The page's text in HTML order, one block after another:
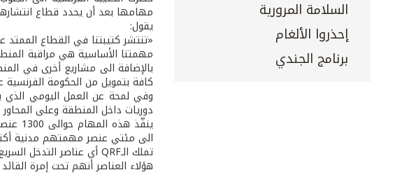
السلامة المرورية
إحذروا الألغام
برنامج الجندي
مهامها بعد أن يحدد قطاع
يقول:
«تنتشر كتيبتنا في القطاع الممتد على
مهمتنا الأساسية هي مراقبة
بالإضافة الى مشاريع أخرى في
كافة بتمويل من الحكومة الفرنسية
وفي لمحة عن العمل اليومي الذي
دوريات داخل المنطقة وعلى المحاور الأخرى في
الى مئتي عنصر مهمتهم مدنية
هؤلاء العناصر أنهم تحت إمرة